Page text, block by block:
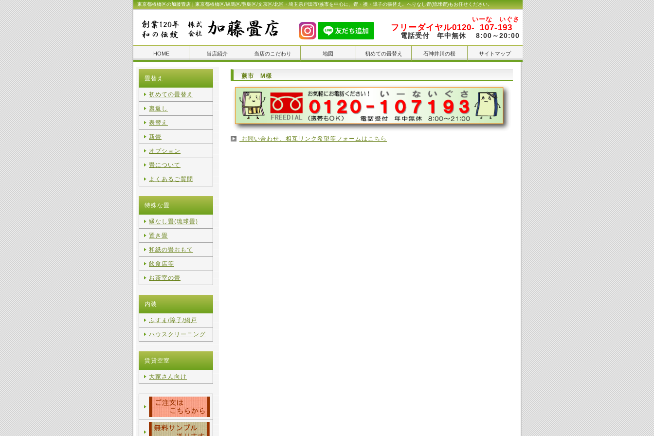
東京都板橋区の加藤畳店 | 東京都板橋区/練馬区/豊島区/文京区/北区・埼玉県戸田市/蕨市を中心に、畳・襖・障子の張替え。へりなし畳(琉球畳)もお任せください。
フリーダイヤル0120- 107-193
いーな いぐさ
電話受付 年中無休 8:00～20:00
HOME 当店紹介 当店のこだわり 地図 初めての畳替え 石神井川の桜 サイトマップ
蕨市 M様
お問い合わせ、相互リンク希望等フォームはこちら
畳替え
初めての畳替え
裏返し
表替え
新畳
オプション
畳について
よくあるご質問
特殊な畳
縁なし畳(琉球畳)
置き畳
和紙の畳おもて
飲食店等
お茶室の畳
内装
ふすま/障子/網戸
ハウスクリーニング
賃貸空室
大家さん向け